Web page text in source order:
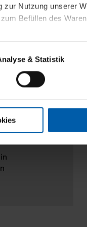
Nutzung unserer
Befüllen des
Ihres
unserer
Form an Dritte
für Ihr
der Cookies selbst
& Statistik